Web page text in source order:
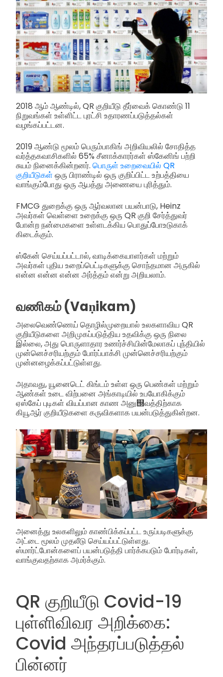
2018 ஆம் ஆண்டில், QR குறியீடு தீர்வைக் கொண்டு 11
நிறுவங்கள் உள்ளிட்ட புரட்சி உதாரணப்படுத்தல்கள்
வழங்கப்பட்டன.
2019 ஆண்டு மூலம் பெரும்பாகிங் அறிவியலில் சோதித்த
வர்த்தகவாசிகளில் 65% சீனாக்காரர்கள் ஸ்கேனிங் பற்றி
சுயம் நினைக்கின்றனர். பொருள் உறைவையில் QR
குறியீடுகள் ஒரு பிராண்டில் ஒரு குறிப்பிட்ட உற்பத்தியை
வாங்கும்போது ஒரு ஆபத்து அணையை புரித்தும்.
FMCG துறைக்கு ஒரு ஆர்வலான பயன்பாடு, Heinz
அவர்கள் வெள்ளை உறைக்கு ஒரு QR குறி சேர்த்துவர்
போன்ற நன்மைகளை உள்ளடக்கிய பொதுப்போஉடுகாக்
கிடைக்கும்.
ஸ்கேன் செய்யப்பட்டால், வாடிக்கையாளர்கள் மற்றும்
அவர்கள் புதிய உறைப்பெட்டிகளுக்கு சொந்தமான அருகில்
என்ன என்ன என்ன அர்த்தம் என்று அறியலாம்.
வணிகம் (Vaṇikam)
அலைவெண்ணெய் தொழில்முறையால் உலகளாவிய QR
குறியீடுகளை அறிமுகப்படுத்திய உதவிக்கு ஒரு நிலை
இல்லை, அது பொருளாதார உணர்ச்சியின்மேலாகப் புந்தியில்
முன்னெச்சரியற்கும் போர்ப்பாக்சி முன்னெச்சரியற்கும்
முன்னழைக்கப்பட்டுள்ளது.
அதாவது, யூனைடெட் கிங்டம் உள்ள ஒரு பெண்கள் மற்றும்
ஆண்கள் உடை விற்பனை அங்காடியில் உபயோகிக்கும்
ஏஸ்கேப் புடிகள் வியப்பான காண அனு஭வத்திற்காக
கியூஆர் குறியீடுகளை கருவிகளாக பயன்படுத்துகின்றன.
அனைத்து உலகளிலும் காண்பிக்கப்பட்ட உருப்படிகளுக்கு
அட்டை மூலம் முதலீடு செய்யப்பட்டுள்ளது.
ஸ்மார்ட்போன்களைப் பயன்படுத்தி பார்க்கபடும் போர்டிகள்,
வாங்குவதற்காக அமர்க்கும்.
QR குறியீடு Covid-19
புள்ளிவிவர அறிக்கை:
Covid அந்தரப்படுத்தல்
பின்னர்